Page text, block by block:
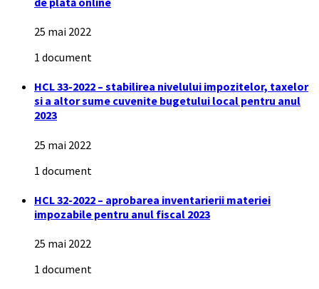
25 mai 2022
1 document
HCL 33-2022 – stabilirea nivelului impozitelor, taxelor
si a altor sume cuvenite bugetului local pentru anul
2023
25 mai 2022
1 document
HCL 32-2022 – aprobarea inventarierii materiei
impozabile pentru anul fiscal 2023
25 mai 2022
1 document